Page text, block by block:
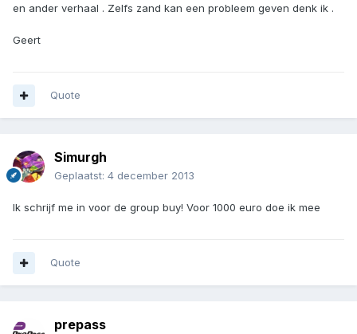
en ander verhaal . Zelfs zand kan een probleem geven denk ik .
Geert
Quote
Simurgh
Geplaatst: 4 december 2013
Ik schrijf me in voor de group buy! Voor 1000 euro doe ik mee
Quote
prepass